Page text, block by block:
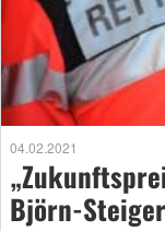
04.02.2021
Björn-